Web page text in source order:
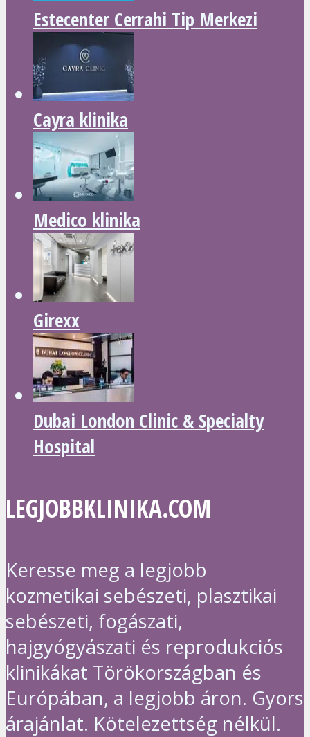
Estecenter Cerrahi Tip Merkezi
Cayra klinika
Medico klinika
Girexx
Dubai London Clinic & Specialty
Hospital
LEGJOBBKLINIKA.COM
Keresse meg a legjobb
kozmetikai sebészeti, plasztikai
sebészeti, fogászati,
hajgyógyászati és reprodukciós
klinikákat Törökországban és
Európában, a legjobb áron. Gyors
árajánlat. Kötelezettség nélkül.